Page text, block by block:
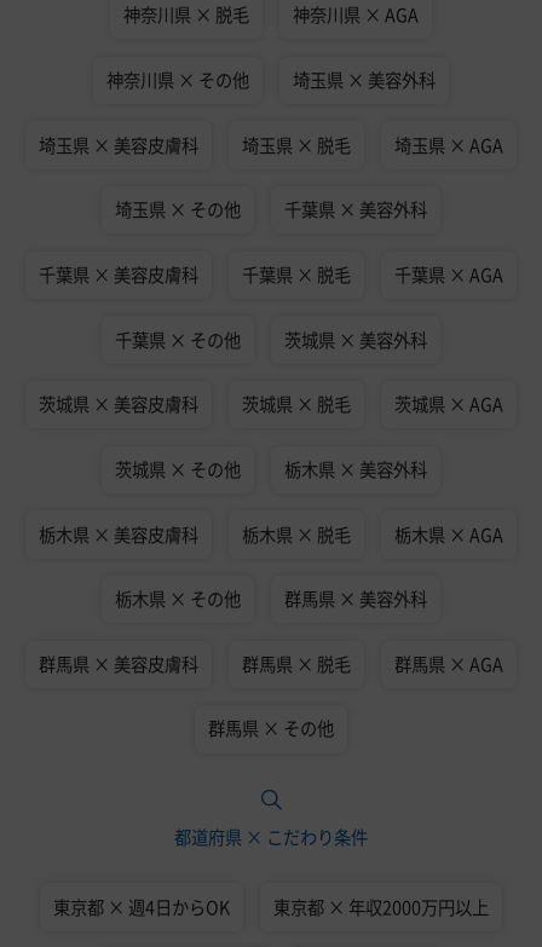
神奈川県 × 脱毛 神奈川県 × AGA
神奈川県 × その他 埼玉県 × 美容外科
埼玉県 × 美容皮膚科 埼玉県 × 脱毛 埼玉県 × AGA
埼玉県 × その他 千葉県 × 美容外科
千葉県 × 美容皮膚科 千葉県 × 脱毛 千葉県 × AGA
千葉県 × その他 茨城県 × 美容外科
茨城県 × 美容皮膚科 茨城県 × 脱毛 茨城県 × AGA
茨城県 × その他 栃木県 × 美容外科
栃木県 × 美容皮膚科 栃木県 × 脱毛 栃木県 × AGA
栃木県 × その他 群馬県 × 美容外科
群馬県 × 美容皮膚科 群馬県 × 脱毛 群馬県 × AGA
群馬県 × その他
都道府県 × こだわり条件
東京都 × 週4日からOK 東京都 × 年収2000万円以上